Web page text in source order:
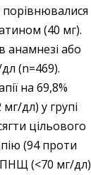
порівнювалися
(40 мг).
анамнезі або
(n=469).
на 69,8%
дл) у групі
цільового
(94 проти
(<70 мг/дл)